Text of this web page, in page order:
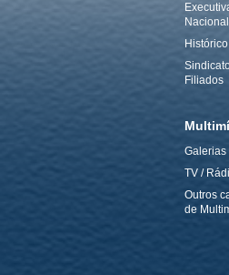
Nacional
Histórico
Filiados
Galerias
TV /
Outros
de